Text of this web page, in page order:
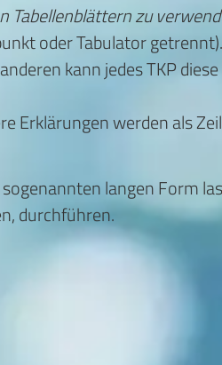
Tabellenblättern zu
oder Tabulator
kann jedes TKP diese
Erklärungen werden als
langen Form
durchführen.